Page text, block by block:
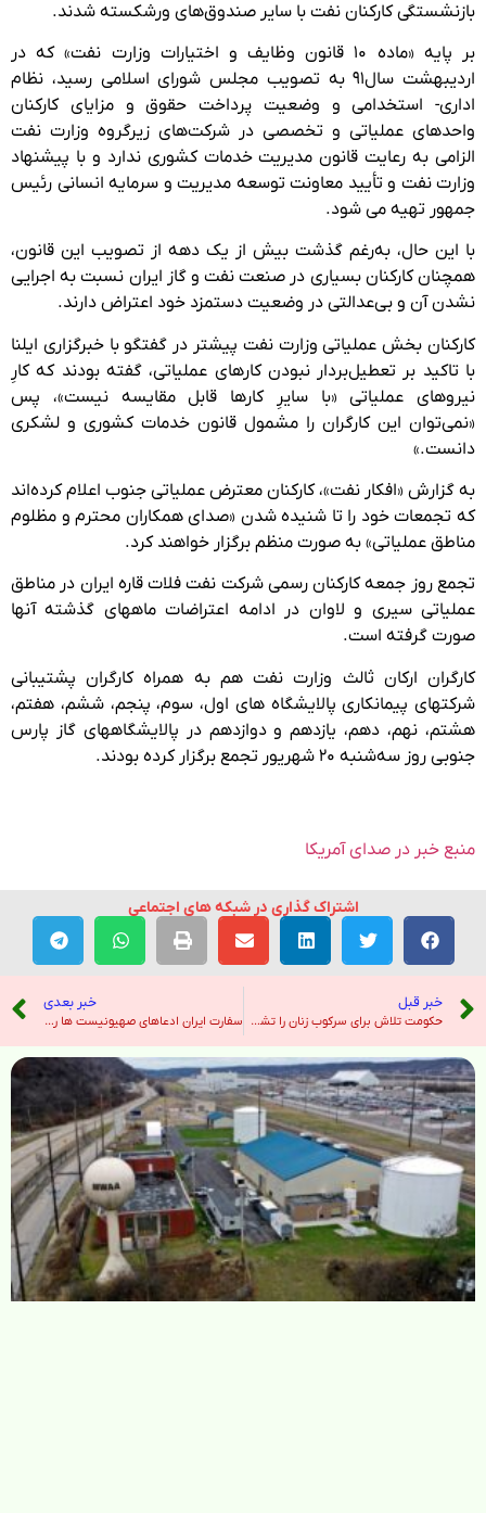
بازنشستگی کارکنان نفت با سایر صندوق‌های ورشکسته شدند.
بر پایه «ماده ۱۰ قانون وظایف و اختیارات وزارت نفت» که در
اردیبهشت سال۹۱ به تصویب مجلس شورای اسلامی رسید، نظام‌
اداری- استخدامی و وضعیت پرداخت حقوق و مزایای کارکنان
واحدهای عملیاتی و تخصصی در شرکت‌های زیرگروه وزارت نفت
الزامی به رعایت قانون مدیریت خدمات کشوری ندارد و با پیشنهاد
وزارت نفت و تأیید معاونت توسعه مدیریت و سرمایه انسانی رئیس
جمهور تهیه می شود.
با این حال، به‌رغم گذشت بیش از یک دهه از تصویب این قانون،
همچنان کارکنان بسیاری در صنعت نفت و گاز ایران نسبت به اجرایی
نشدن آن و بی‌عدالتی در وضعیت دستمزد خود اعتراض دارند.
کارکنان بخش عملیاتی وزارت نفت پیشتر در گفتگو با خبرگزاری ایلنا
با تاکید بر تعطیل‌بردار نبودن کارهای عملیاتی، گفته بودند که کارِ
نیروهای عملیاتی «با سایرِ کارها قابل مقایسه نیست»، پس
«نمی‌توان این کارگران را مشمول قانون خدمات کشوری و لشکری
دانست.»
به گزارش «افکار نفت»، کارکنان معترض عملیاتی جنوب اعلام کرده‌اند
که تجمعات خود را تا شنیده شدن «صدای همکاران محترم و مظلوم
مناطق عملیاتی» به صورت منظم برگزار خواهند کرد.
تجمع روز جمعه کارکنان رسمی شرکت نفت فلات قاره ایران در مناطق
عملیاتی سیری و لاوان در ادامه اعتراضات ماههای گذشته آنها
صورت گرفته است.
کارگران ارکان ثالث وزارت نفت هم به همراه کارگران پشتیبانی
شرکتهای پیمانکاری پالایشگاه های اول، سوم، پنجم، ششم، هفتم،
هشتم، نهم، دهم، یازدهم و دوازدهم در پالایشگاههای گاز پارس
جنوبی روز سه‌شنبه ۲۰ شهریور تجمع برگزار کرده بودند.
منبع خبر در صدای آمریکا
اشتراک گذاری در شبکه های اجتماعی
خبر قبل
حکومت تلاش برای سرکوب زنان را تشدید کرده است – رادیو فردا
خبر بعدی
سفارت ایران ادعاهای صهیونیست ها را رد کرد – خبرگزاری تسنیم